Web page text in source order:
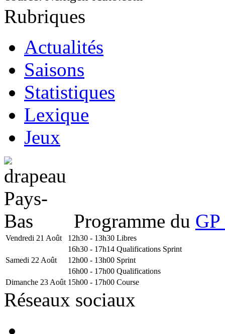
Rubriques
Actualités
Saisons
Statistiques
Lexique
Jeux
Programme du
Vendredi 21 Août 12h30 - 13h30 Libres
16h30 - 17h14 Qualifications Sprint
Samedi 22 Août
12h00 - 13h00 Sprint
16h00 - 17h00 Qualifications
Dimanche 23 Août 15h00 - 17h00 Course
Réseaux sociaux